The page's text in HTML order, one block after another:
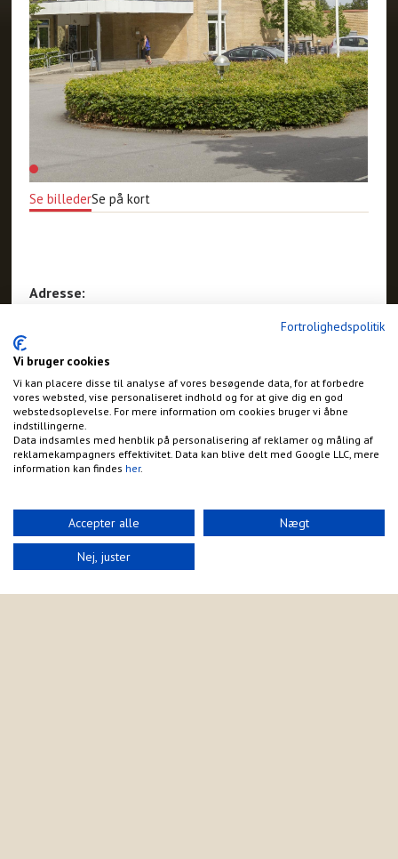
Fortrolighedspolitik
Vi bruger cookies
Vi kan placere disse til analyse af vores besøgende data, for at forbedre
vores websted, vise personaliseret indhold og for at give dig en god
webstedsoplevelse. For mere information om cookies bruger vi åbne
indstillingerne.
Data indsamles med henblik på personalisering af reklamer og måling af
reklamekampagners effektivitet. Data kan blive delt med Google LLC, mere
information kan findes her.
Accepter alle Nægt
Nej, juster
Se billederSe på kort
Adresse: